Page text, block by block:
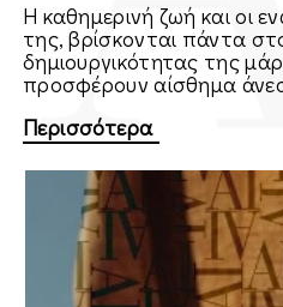
H καθημερινή ζωή και οι
της, βρίσκονται πάντα
δημιουργικότητας της
προσφέρουν αίσθημα
Περισσότερα